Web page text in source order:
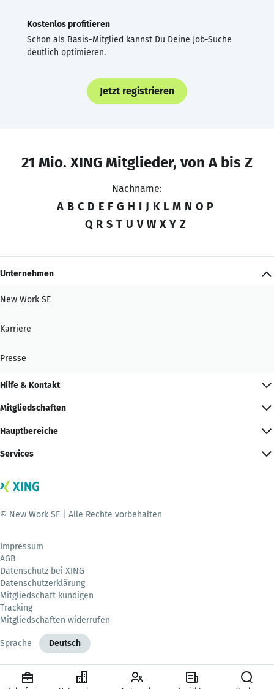
Kostenlos profitieren
Schon als Basis-Mitglied kannst Du Deine Job-Suche
deutlich optimieren.
Jetzt registrieren
21 Mio. XING Mitglieder, von A bis Z
Nachname:
A B C D E F G H I J K L M N O P
Q R S T U V W X Y Z
Unternehmen
New Work SE
Karriere
Presse
Hilfe & Kontakt
Mitgliedschaften
Hauptbereiche
Services
© New Work SE | Alle Rechte vorbehalten
Impressum
AGB
Datenschutz bei XING
Datenschutzerklärung
Mitgliedschaft kündigen
Tracking
Mitgliedschaften widerrufen
Sprache Deutsch